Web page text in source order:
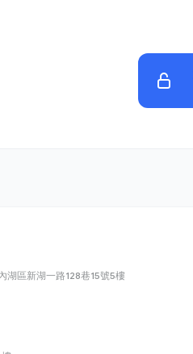
湖區新湖一路128巷15號5樓